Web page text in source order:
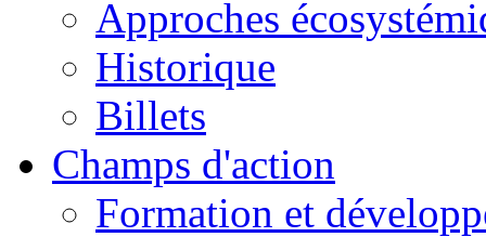
Approches
Historique
Billets
Champs d'action
Formation et